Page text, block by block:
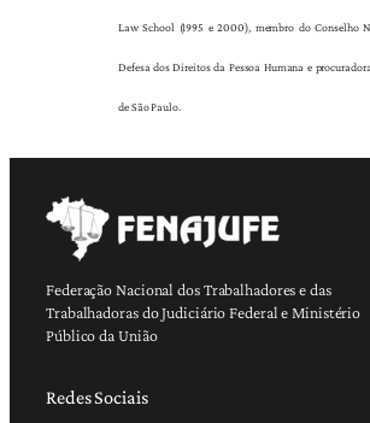
Law School (1995 e 2000), membro do Conselho
Defesa dos Direitos da Pessoa Humana e
de São Paulo.
Federação Nacional dos Trabalhadores e das
Trabalhadoras do Judiciário Federal e Ministério
Público da União
Redes Sociais